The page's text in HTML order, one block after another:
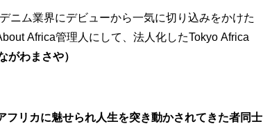
ニム業界にデビューから一気に切り込みをかけた
Africa管理人にして、法人化したTokyo Africa
がわまさや）
フリカに魅せられ人生を突き動かされてきた者同士